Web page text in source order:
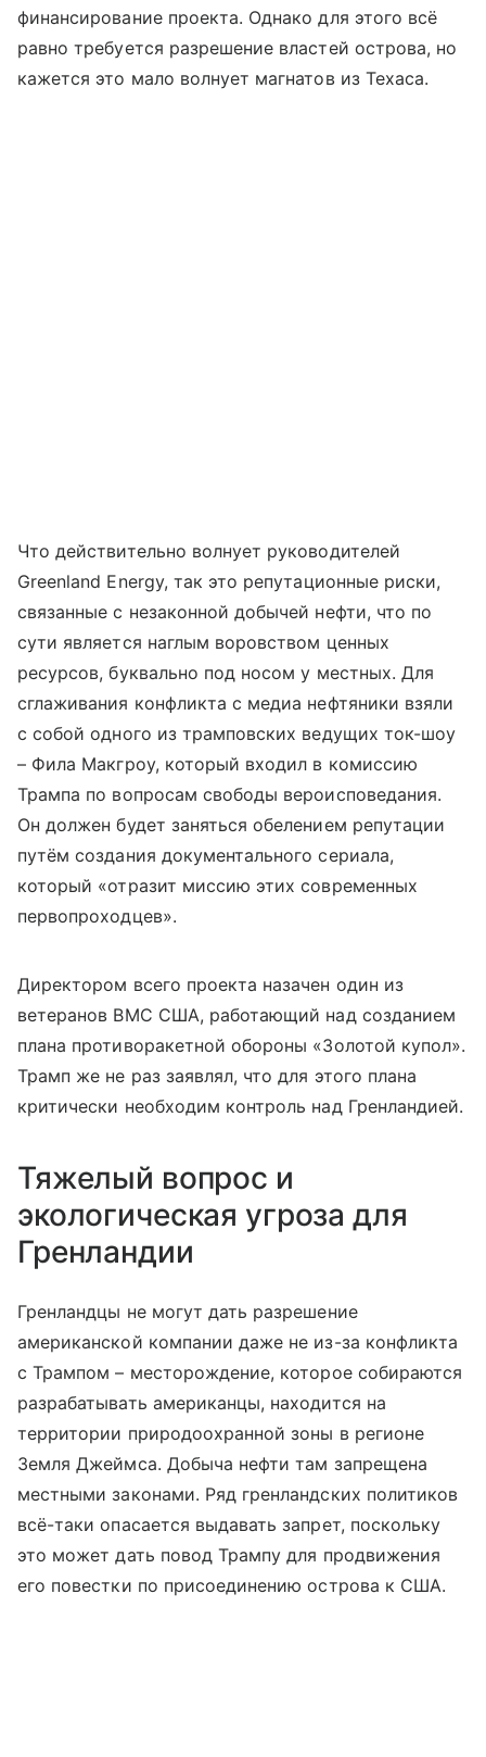
финансирование проекта. Однако для этого всё
равно требуется разрешение властей острова, но
кажется это мало волнует магнатов из Техаса.
Что действительно волнует руководителей
Greenland Energy, так это репутационные риски,
связанные с незаконной добычей нефти, что по
сути является наглым воровством ценных
ресурсов, буквально под носом у местных. Для
сглаживания конфликта с медиа нефтяники взяли
с собой одного из трамповских ведущих ток-шоу
– Фила Макгроу, который входил в комиссию
Трампа по вопросам свободы вероисповедания.
Он должен будет заняться обелением репутации
путём создания документального сериала,
который «отразит миссию этих современных
первопроходцев».
Директором всего проекта назачен один из
ветеранов ВМС США, работающий над созданием
плана противоракетной обороны «Золотой купол».
Трамп же не раз заявлял, что для этого плана
критически необходим контроль над Гренландией.
Тяжелый вопрос и
экологическая угроза для
Гренландии
Гренландцы не могут дать разрешение
американской компании даже не из-за конфликта
с Трампом – месторождение, которое собираются
разрабатывать американцы, находится на
территории природоохранной зоны в регионе
Земля Джеймса. Добыча нефти там запрещена
местными законами. Ряд гренландских политиков
всё-таки опасается выдавать запрет, поскольку
это может дать повод Трампу для продвижения
его повестки по присоединению острова к США.